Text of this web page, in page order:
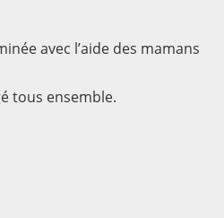
avec l’aide des mamans
tous ensemble.